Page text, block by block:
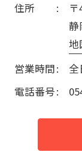
住所
静
地
営業時間
全
電話番号